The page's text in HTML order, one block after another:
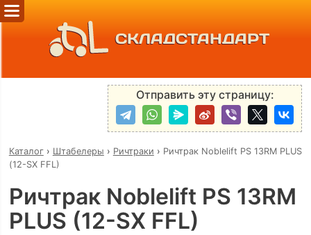
СКЛАДСТАНДАРТ
Отправить эту страницу:
Каталог› Штабелеры › Ричтраки › Ричтрак Noblelift PS 13RM PLUS
(12-SX FFL)
Ричтрак Noblelift PS 13RM
PLUS (12-SX FFL)